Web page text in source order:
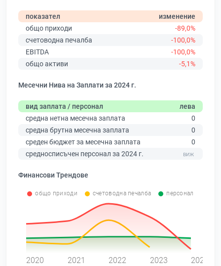
показател
изменение
общо приходи
-89,0%
счетоводна печалба
-100,0%
EBITDA
-100,0%
общо активи
-5,1%
Месечни Нива на Заплати за 2024 г.
вид заплата / персонал
лева
средна нетна месечна заплата
0
средна брутна месечна заплата
0
среден бюджет за месечна заплата
0
средносписъчен персонал за 2024 г.
Финансови Трендове
общо приходи счетоводна печалба персонал
2020 2021 2022 2023 2024